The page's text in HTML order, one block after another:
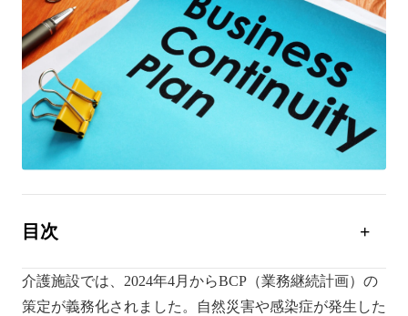
目次
介護施設でBCPを策定する5つのメリット
介護施設では、2024年4月からBCP（業務継続計画）の
策定が義務化されました。自然災害や感染症が発生した